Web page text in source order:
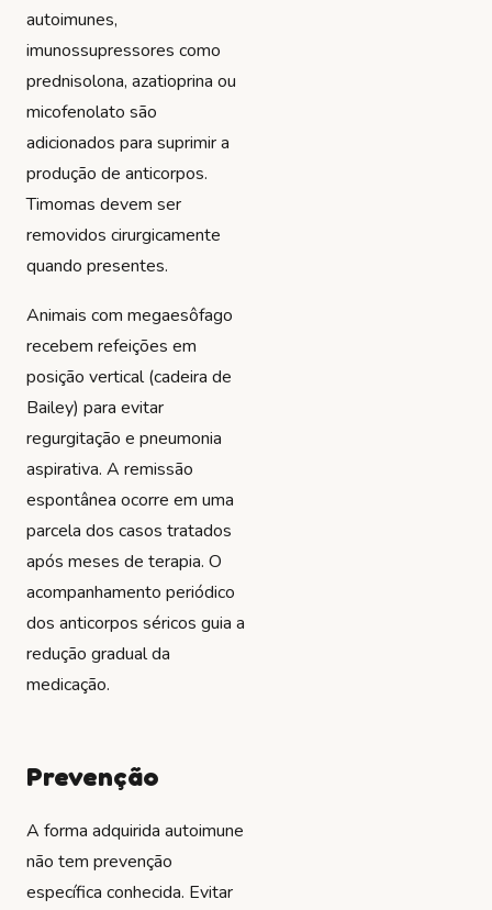
autoimunes,
imunossupressores como
prednisolona, azatioprina ou
micofenolato são
adicionados para suprimir a
produção de anticorpos.
Timomas devem ser
removidos cirurgicamente
quando presentes.
Animais com megaesôfago
recebem refeições em
posição vertical (cadeira de
Bailey) para evitar
regurgitação e pneumonia
aspirativa. A remissão
espontânea ocorre em uma
parcela dos casos tratados
após meses de terapia. O
acompanhamento periódico
dos anticorpos séricos guia a
redução gradual da
medicação.
Prevenção
A forma adquirida autoimune
não tem prevenção
específica conhecida. Evitar